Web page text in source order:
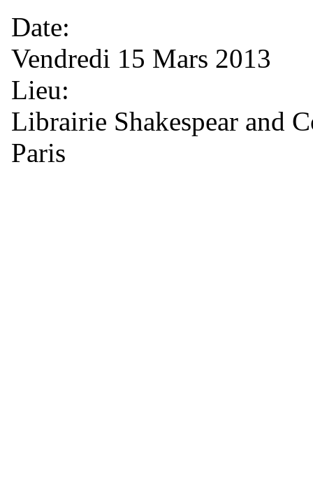
Date:
Vendredi 15 Mars 2013
Lieu:
Librairie Shakespear and
Paris